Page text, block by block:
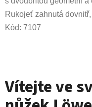
Rukojeť zahnutá
Kód: 7107
Vítejte ve